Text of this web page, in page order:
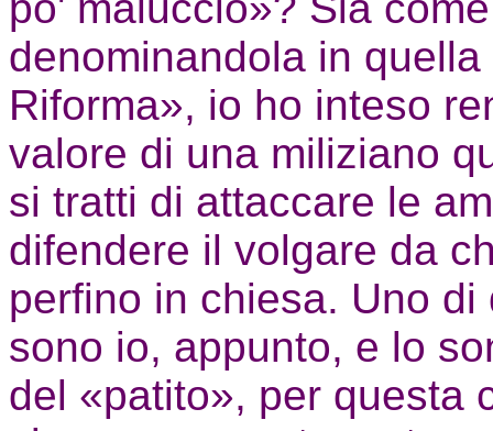
denominandola in
Riforma», io ho inteso
valore di una miliziano
si tratti di attaccare le
difendere il volgare da
perfino in chiesa. Uno
sono io, appunto, e lo
del «patito», per questa